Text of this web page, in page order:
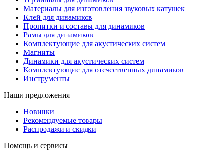
Материалы для изготовления звуковых катушек
Клей для динамиков
Пропитки и составы для динамиков
Рамы для динамиков
Комплектующие для акустических систем
Магниты
Динамики для акустических систем
Комплектующие для отечественных динамиков
Инструменты
Наши предложения
Новинки
Рекомендуемые товары
Распродажи и скидки
Помощь и сервисы